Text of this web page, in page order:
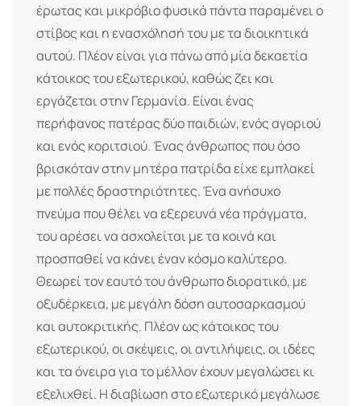
έρωτας και μικρόβιο φυσικά πάντα παραμένει ο
στίβος και η ενασχόλησή του με τα διοικητικά
αυτού. Πλέον είναι για πάνω από μία δεκαετία
κάτοικος του εξωτερικού, καθώς ζει και
εργάζεται στην Γερμανία. Είναι ένας
περήφανος πατέρας δύο παιδιών, ενός αγοριού
και ενός κοριτσιού. Ένας άνθρωπος που όσο
βρισκόταν στην μητέρα πατρίδα είχε εμπλακεί
με πολλές δραστηριότητες. Ένα ανήσυχο
πνεύμα που θέλει να εξερευνά νέα πράγματα,
του αρέσει να ασχολείται με τα κοινά και
προσπαθεί να κάνει έναν κόσμο καλύτερο.
Θεωρεί τον εαυτό του άνθρωπο διορατικό, με
οξυδέρκεια, με μεγάλη δόση αυτοσαρκασμού
και αυτοκριτικής. Πλέον ως κάτοικος του
εξωτερικού, οι σκέψεις, οι αντιλήψεις, οι ιδέες
και τα όνειρα για το μέλλον έχουν μεγαλώσει κι
εξελιχθεί. Η διαβίωση στο εξωτερικό μεγάλωσε